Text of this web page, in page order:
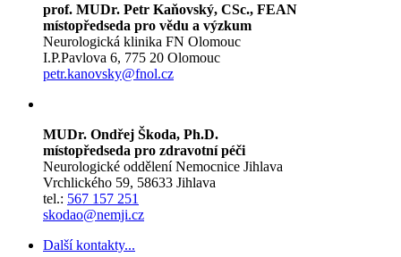
prof. MUDr. Petr Kaňovský, CSc., FEAN
místopředseda pro vědu a výzkum
Neurologická klinika FN Olomouc
I.P.Pavlova 6, 775 20 Olomouc
petr.kanovsky@fnol.cz
MUDr. Ondřej Škoda, Ph.D.
místopředseda pro zdravotní péči
Neurologické oddělení Nemocnice Jihlava
Vrchlického 59, 58633 Jihlava
tel.: 567 157 251
skodao@nemji.cz
Další kontakty...